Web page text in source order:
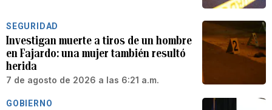
SEGURIDAD
Investigan muerte a tiros de un hombre
en Fajardo: una mujer también resultó
herida
7 de agosto de 2026 a las 6:21 a.m.
GOBIERNO